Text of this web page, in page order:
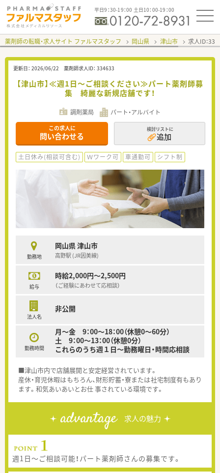
平日9：30-19：00 土日10：00-19：00
薬剤師の転職・求人サイト ファルマスタッフ 岡山県 津山市 求人ID：
更新日： 2026/06/22 薬剤師求人ID： 334633
【津山市】≪週1日～ご相談ください≫パート薬剤師募
集 綺麗な新規店舗です！
調剤薬局 パート・アルバイト
この求人に
問い合わせる
検討リストに
追加
土日休み(相談可含む) Ｗワーク可 車通勤可 シフト制
勤務地
岡山県 津山市
高野駅 (JR因美線)
給与
時給2,000円～2,500円
（ご経験にあわせて応相談）
法人名
非公開
勤務時間
月～金 9：00～18：00（休憩0～60分）
土 9：00～13：00（休憩0分）
これらのうち週１日～勤務曜日・時間応相談
■津山市内で店舗展開と安定経営されています。
産休・育児休暇はもちろん、財形貯蓄・寮または社宅制度有もあり
ます。和気あいあいとお仕 事されている環境です。
advantage 求人の魅力
週1日～ご相談可能！パート薬剤師さんの募集です。